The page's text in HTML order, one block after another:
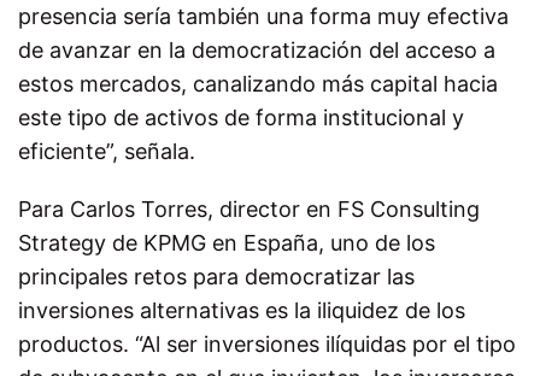
presencia sería también una forma muy efectiva
de avanzar en la democratización del acceso a
estos mercados, canalizando más capital hacia
este tipo de activos de forma institucional y
eficiente”, señala.
Para Carlos Torres, director en FS Consulting
Strategy de KPMG en España, uno de los
principales retos para democratizar las
inversiones alternativas es la iliquidez de los
productos. “Al ser inversiones ilíquidas por el tipo